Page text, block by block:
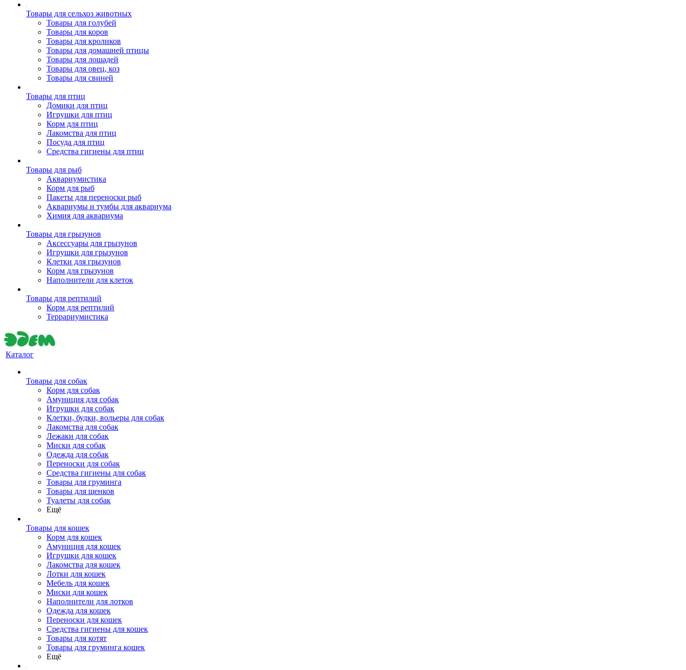
Товары для сельхоз животных
Товары для голубей
Товары для коров
Товары для кроликов
Товары для домашней птицы
Товары для лошадей
Товары для овец, коз
Товары для свиней
Товары для птиц
Домики для птиц
Игрушки для птиц
Корм для птиц
Лакомства для птиц
Посуда для птиц
Средства гигиены для птиц
Товары для рыб
Аквариумистика
Корм для рыб
Пакеты для переноски рыб
Аквариумы и тумбы для аквариума
Химия для аквариума
Товары для грызунов
Аксессуары для грызунов
Игрушки для грызунов
Клетки для грызунов
Корм для грызунов
Наполнители для клеток
Товары для рептилий
Корм для рептилий
Террариумистика
Каталог
Товары для собак
Корм для собак
Амуниция для собак
Игрушки для собак
Клетки, будки, вольеры для собак
Лакомства для собак
Лежаки для собак
Миски для собак
Одежда для собак
Переноски для собак
Средства гигиены для собак
Товары для груминга
Товары для щенков
Туалеты для собак
Ещё
Товары для кошек
Корм для кошек
Амуниция для кошек
Игрушки для кошек
Лакомства для кошек
Лотки для кошек
Мебель для кошек
Миски для кошек
Наполнители для лотков
Одежда для кошек
Переноски для кошек
Средства гигиены для кошек
Товары для котят
Товары для груминга кошек
Ещё